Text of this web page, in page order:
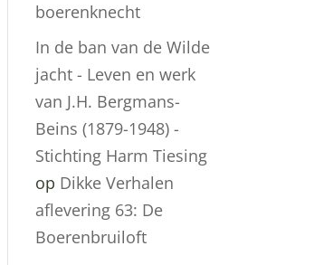
boerenknecht
In de ban van de Wilde
jacht - Leven en werk
van J.H. Bergmans-
Beins (1879-1948) -
Stichting Harm Tiesing
op Dikke Verhalen
aflevering 63: De
Boerenbruiloft